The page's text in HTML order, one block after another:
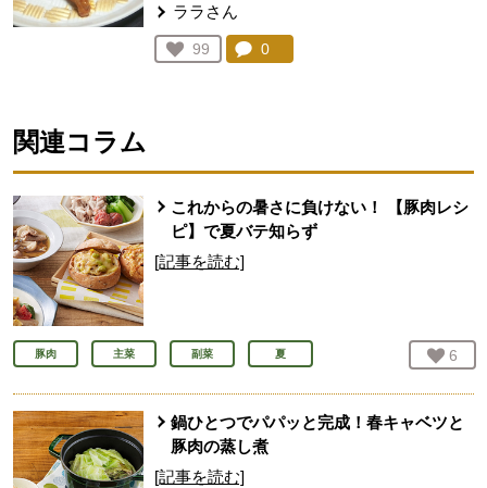
ララさん
お気に入り登録：
99
人が登録
コメント：
0
関連コラム
これからの暑さに負けない！ 【豚肉レシ
ピ】で夏バテ知らず
[記事を読む]
豚肉 主菜 副菜 夏 お気
6
鍋ひとつでパパッと完成！春キャベツと
豚肉の蒸し煮
[記事を読む]